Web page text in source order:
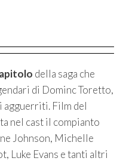
della saga che
di Dominc Toretto,
agguerriti. Film del
nel cast il compianto
Johnson, Michelle
Luke Evans e tanti altri